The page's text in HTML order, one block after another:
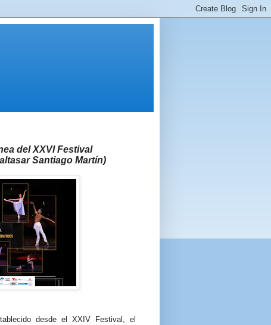
del XXVI Festival
Santiago Martín)
desde el XXIV Festival, el